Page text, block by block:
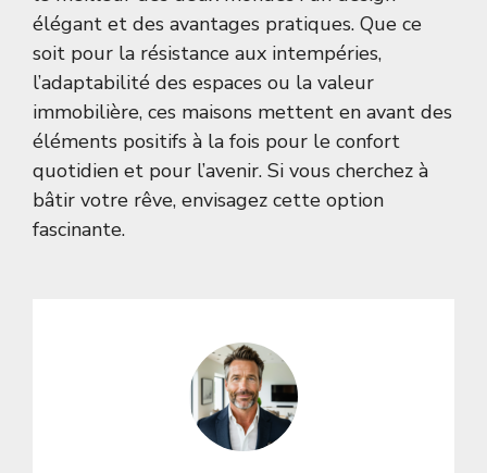
élégant et des avantages pratiques. Que ce
soit pour la résistance aux intempéries,
l’adaptabilité des espaces ou la valeur
immobilière, ces maisons mettent en avant des
éléments positifs à la fois pour le confort
quotidien et pour l’avenir. Si vous cherchez à
bâtir votre rêve, envisagez cette option
fascinante.